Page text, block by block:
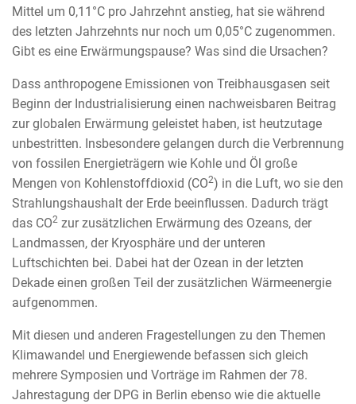
Mittel um 0,11°C pro Jahrzehnt anstieg, hat sie während
des letzten Jahrzehnts nur noch um 0,05°C zugenommen.
Gibt es eine Erwärmungspause? Was sind die Ursachen?
Dass anthropogene Emissionen von Treibhausgasen seit
Beginn der Industrialisierung einen nachweisbaren Beitrag
zur globalen Erwärmung geleistet haben, ist heutzutage
unbestritten. Insbesondere gelangen durch die Verbrennung
von fossilen Energieträgern wie Kohle und Öl große
Mengen von Kohlenstoffdioxid (CO2) in die Luft, wo sie den
Strahlungshaushalt der Erde beeinflussen. Dadurch trägt
das CO2 zur zusätzlichen Erwärmung des Ozeans, der
Landmassen, der Kryosphäre und der unteren
Luftschichten bei. Dabei hat der Ozean in der letzten
Dekade einen großen Teil der zusätzlichen Wärmeenergie
aufgenommen.
Mit diesen und anderen Fragestellungen zu den Themen
Klimawandel und Energiewende befassen sich gleich
mehrere Symposien und Vorträge im Rahmen der 78.
Jahrestagung der DPG in Berlin ebenso wie die aktuelle